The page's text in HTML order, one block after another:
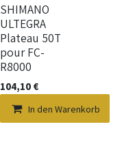
Neu!
SHIMANO
ULTEGRA
Plateau 50T
pour FC-
R8000
104,10€
In den Warenkorb